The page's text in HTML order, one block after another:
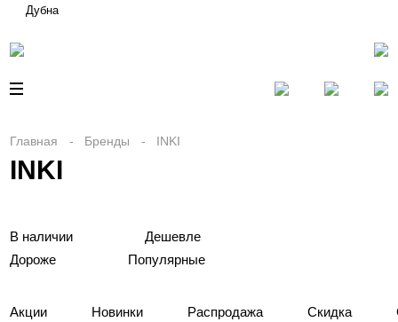
Дубна
Главная Бренды INKI
INKI
В наличии
Дешевле
Дороже
Популярные
Акции Новинки Распродажа
Скидка